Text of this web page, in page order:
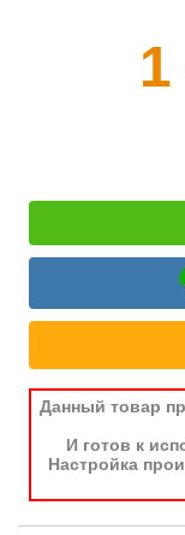
Данный товар
И готов к
Настройка